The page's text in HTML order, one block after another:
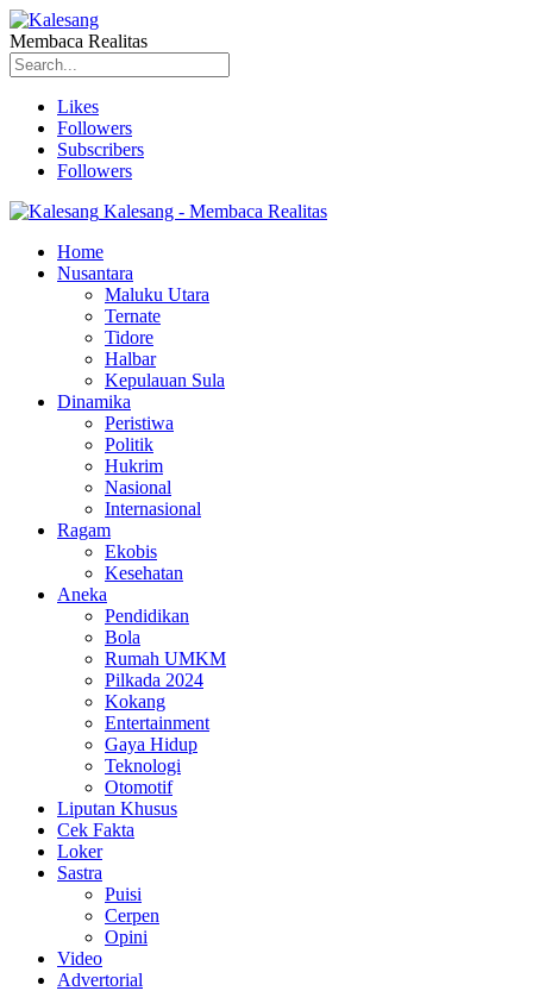
Membaca Realitas
Likes
Followers
Subscribers
Followers
Kalesang - Membaca Realitas
Home
Nusantara
Maluku Utara
Ternate
Tidore
Halbar
Kepulauan Sula
Dinamika
Peristiwa
Politik
Hukrim
Nasional
Internasional
Ragam
Ekobis
Kesehatan
Aneka
Pendidikan
Bola
Rumah UMKM
Pilkada 2024
Kokang
Entertainment
Gaya Hidup
Teknologi
Otomotif
Liputan Khusus
Cek Fakta
Loker
Sastra
Puisi
Cerpen
Opini
Video
Advertorial